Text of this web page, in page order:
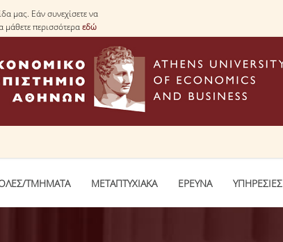
μας. Εάν συνεχίσετε να
μάθετε περισσότεραεδώ
ΤΜΗΜΑΤΑ ΜΕΤΑΠΤΥΧΙΑΚΑ ΕΡΕΥΝΑ ΥΠΗΡΕΣΙΕΣ